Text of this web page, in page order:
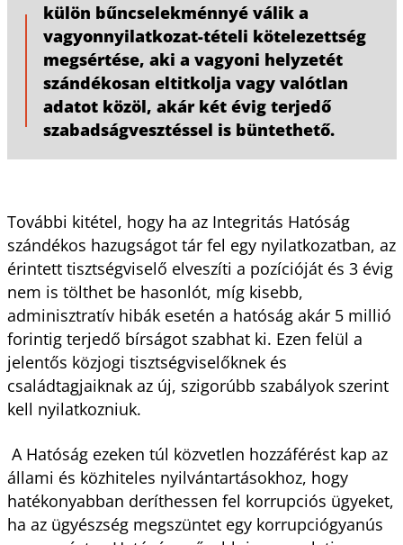
külön bűncselekménnyé válik a
vagyonnyilatkozat-tételi kötelezettség
megsértése, aki a vagyoni helyzetét
szándékosan eltitkolja vagy valótlan
adatot közöl, akár két évig terjedő
szabadságvesztéssel is büntethető.
További kitétel, hogy ha az Integritás Hatóság
szándékos hazugságot tár fel egy nyilatkozatban, az
érintett tisztségviselő elveszíti a pozícióját és 3 évig
nem is tölthet be hasonlót, míg kisebb,
adminisztratív hibák esetén a hatóság akár 5 millió
forintig terjedő bírságot szabhat ki. Ezen felül a
jelentős közjogi tisztségviselőknek és
családtagjaiknak az új, szigorúbb szabályok szerint
kell nyilatkozniuk.
A Hatóság ezeken túl közvetlen hozzáférést kap az
állami és közhiteles nyilvántartásokhoz, hogy
hatékonyabban deríthessen fel korrupciós ügyeket,
ha az ügyészség megszüntet egy korrupciógyanús